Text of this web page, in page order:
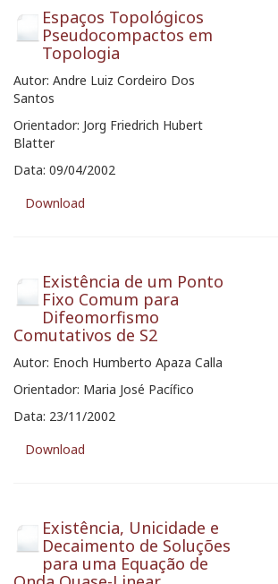
Espaços Topológicos
Pseudocompactos em
Topologia
Autor: Andre Luiz Cordeiro Dos
Santos
Orientador: Jorg Friedrich Hubert
Blatter
Data: 09/04/2002
Download
Existência de um Ponto
Fixo Comum para
Difeomorfismo
Comutativos de S2
Autor: Enoch Humberto Apaza Calla
Orientador: Maria José Pacífico
Data: 23/11/2002
Download
Existência, Unicidade e
Decaimento de Soluções
para uma Equação de